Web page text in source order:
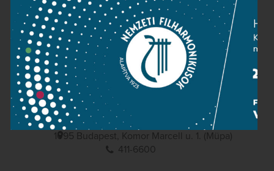
NEMZETI
FILHARMONIKUSOK
1095 Budapest, Komor Marcell u. 1. (Müpa)
411-6600